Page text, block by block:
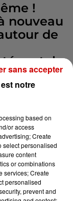
!
nouveau
de
metal
/ The
/ ten56. /
/
metal «
Thrash,
/
/ Toward
/
notre
based on
or access
Create
select personalised
content
or combinations
services; Create
personalised
prevent and
sans accepter